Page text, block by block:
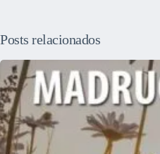
Posts relacionados